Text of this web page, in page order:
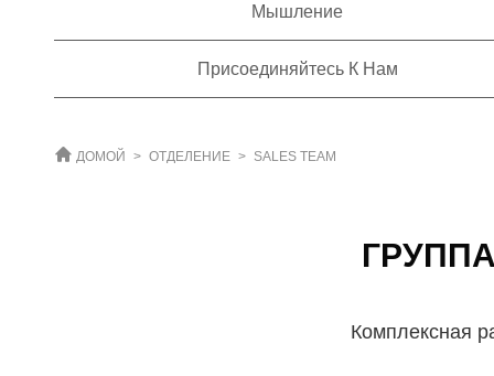
Мышление
Присоединяйтесь К Нам
ДОМОЙ > ОТДЕЛЕНИЕ > SALES TEAM
Комплексная